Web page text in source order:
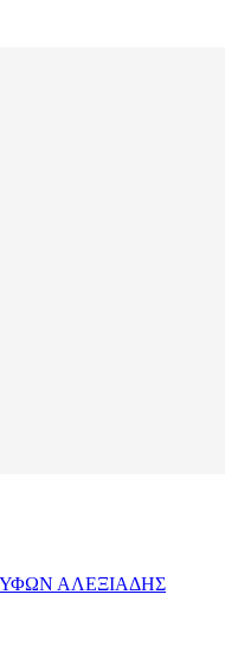
ΑΛΕΞΙΑΔΗΣ